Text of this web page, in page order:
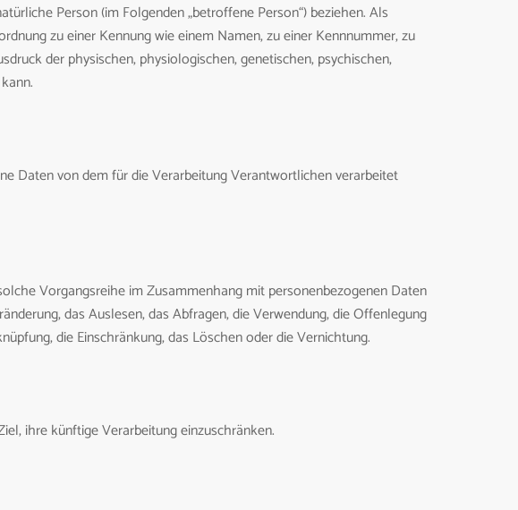
Person (im Folgenden „betroffene Person“) beziehen. Als
zu einer Kennung wie einem Namen, zu einer Kennnummer, zu
der physischen, physiologischen, genetischen, psychischen,
Daten von dem für die Verarbeitung Verantwortlichen verarbeitet
Vorgangsreihe im Zusammenhang mit personenbezogenen Daten
das Auslesen, das Abfragen, die Verwendung, die Offenlegung
die Einschränkung, das Löschen oder die Vernichtung.
ihre künftige Verarbeitung einzuschränken.